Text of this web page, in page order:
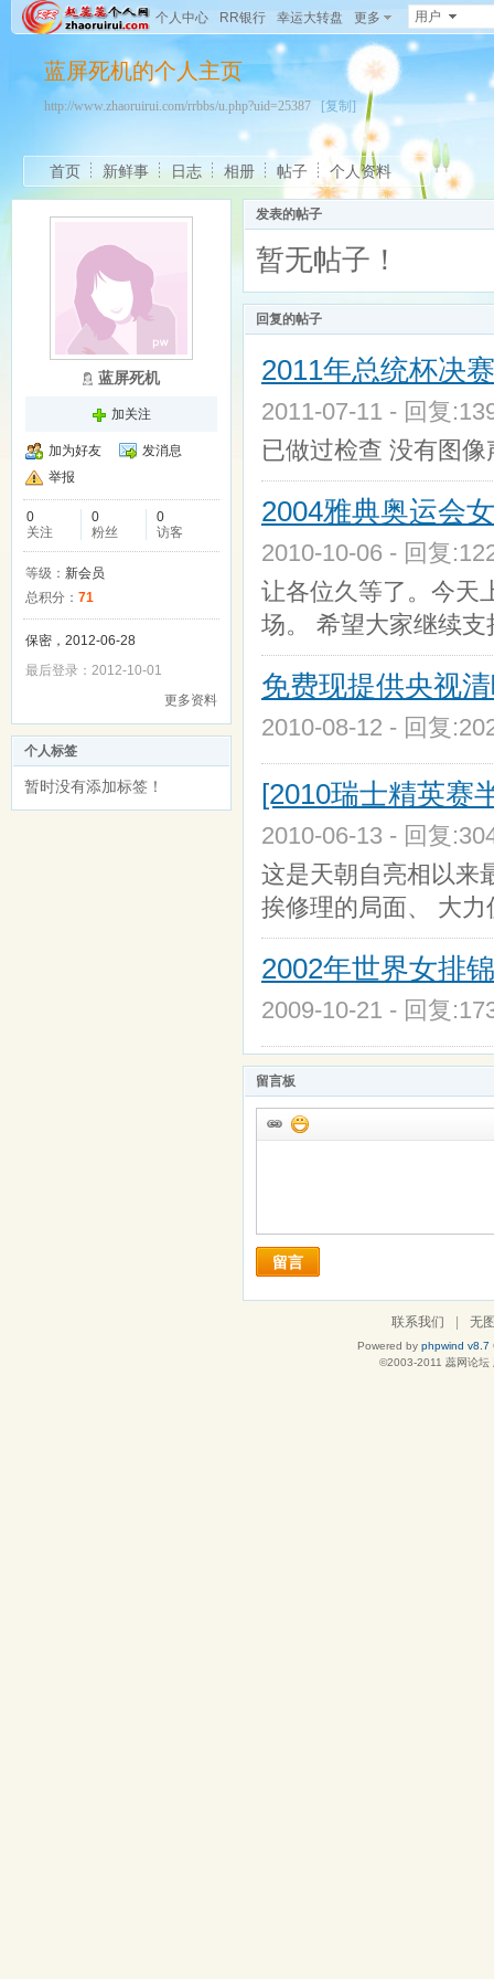
个人中心 RR银行 幸运大转盘 更多 用户
蓝屏死机的个人主页
http://www.zhaoruirui.com/rrbbs/u.php?uid=25387 [复制]
首页 新鲜事 日志 相册 帖子 个人资料
蓝屏死机
加关注
加为好友
发消息
举报
0
关注
0
粉丝
0
访客
等级： 新会员
总积分： 71
保密，2012-06-28
最后登录：2012-10-01
更多资料
个人标签
暂时没有添加标签！
发表的帖子
暂无帖子！
回复的帖子
2011年总统杯决
2011-07-11 - 回复
已做过检查 没有图
2004雅典奥运会
2010-10-06 - 回复
让各位久等了。今天
场。 希望大家继续
免费现提供央视
2010-08-12 - 回复
[2010瑞士精英赛
2010-06-13 - 回复
这是天朝自亮相以来
挨修理的局面、 大
2002年世界女排
2009-10-21 - 回复
留言板
留言
联系我们 | 无
Powered by phpwind v8.7
©2003-2011 蕊网论坛